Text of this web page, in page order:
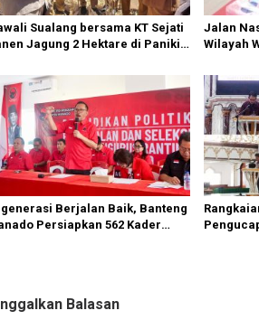
Sualang bersama KT Sejati
Jagung 2 Hektare di Paniki
Jalan
Wilayah
Berjalan Baik, Banteng
Persiapkan 562 Kader
Balasan